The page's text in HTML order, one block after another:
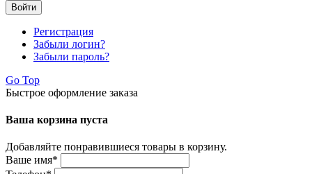
Войти
Регистрация
Забыли логин?
Забыли пароль?
Go Top
Быстрое оформление заказа
Ваша корзина пуста
Добавляйте понравившиеся товары в корзину.
Ваше имя*